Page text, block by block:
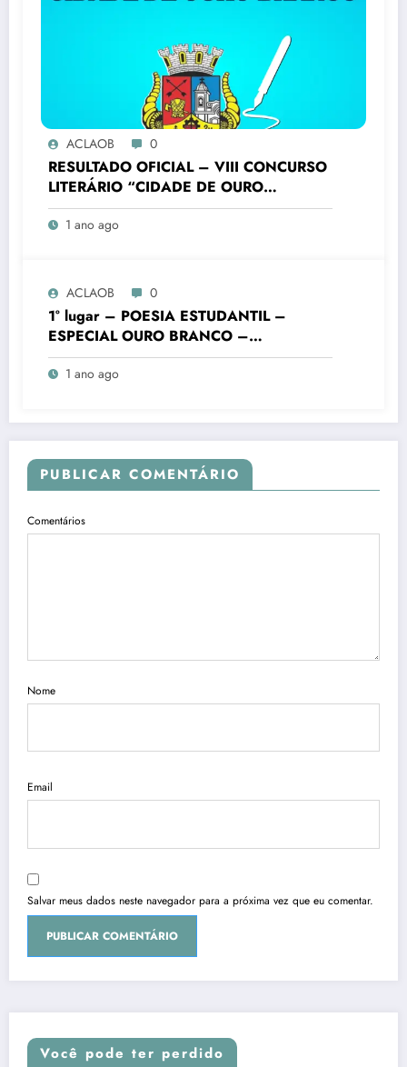
ACLAOB 0
RESULTADO OFICIAL – VIII CONCURSO
LITERÁRIO “CIDADE DE OURO
BRANCO”
1 ano ago
ACLAOB 0
1° lugar – POESIA ESTUDANTIL –
ESPECIAL OURO BRANCO –
FUNDAMENTAL FINAIS – Colégio
Batista Mineiro Unid. Ouro Branco – VIII
1 ano ago
PUBLICAR COMENTÁRIO
Comentários
Nome
Email
Salvar meus dados neste navegador para a próxima vez que eu comentar.
Você pode ter perdido